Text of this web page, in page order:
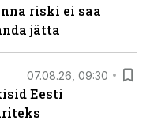
riski ei saa
jätta
07.08.26, 09:30
Eesti